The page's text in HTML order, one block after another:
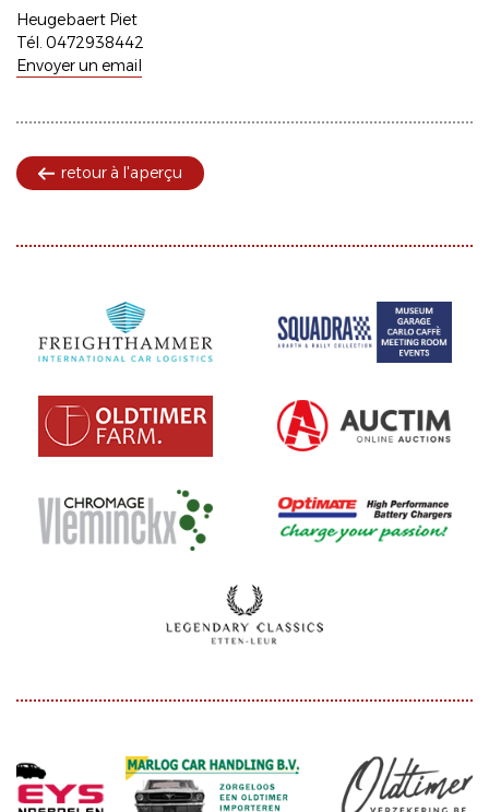
Heugebaert Piet
Tél. 0472938442
Envoyer un email
retour à l'aperçu